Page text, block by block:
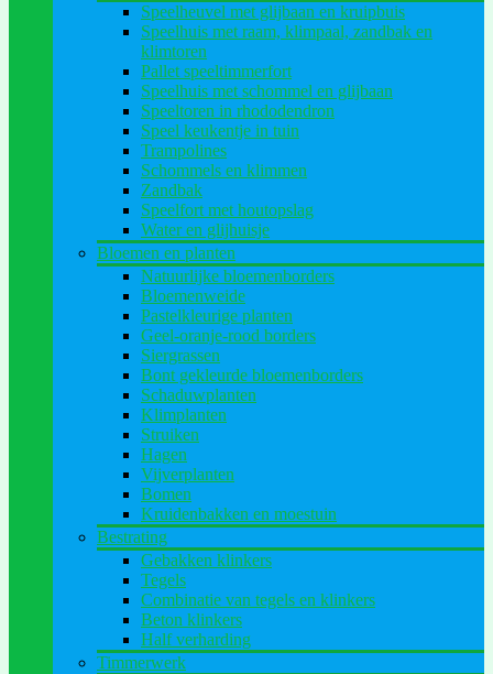
Speelheuvel met glijbaan en kruipbuis
Speelhuis met raam, klimpaal, zandbak en
klimtoren
Pallet speeltimmerfort
Speelhuis met schommel en glijbaan
Speeltoren in rhododendron
Speel keukentje in tuin
Trampolines
Schommels en klimmen
Zandbak
Speelfort met houtopslag
Water en glijhuisje
Bloemen en planten
Natuurlijke bloemenborders
Bloemenweide
Pastelkleurige planten
Geel-oranje-rood borders
Siergrassen
Bont gekleurde bloemenborders
Schaduwplanten
Klimplanten
Struiken
Hagen
Vijverplanten
Bomen
Kruidenbakken en moestuin
Bestrating
Gebakken klinkers
Tegels
Combinatie van tegels en klinkers
Beton klinkers
Half verharding
Timmerwerk